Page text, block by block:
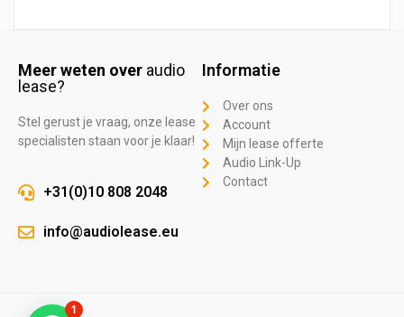
Meer weten over audio
lease?
Stel gerust je vraag, onze lease
specialisten staan voor je klaar!
+31(0)10 808 2048
info@audiolease.eu
Informatie
Over ons
Account
Mijn lease offerte
Audio Link-Up
Contact
1